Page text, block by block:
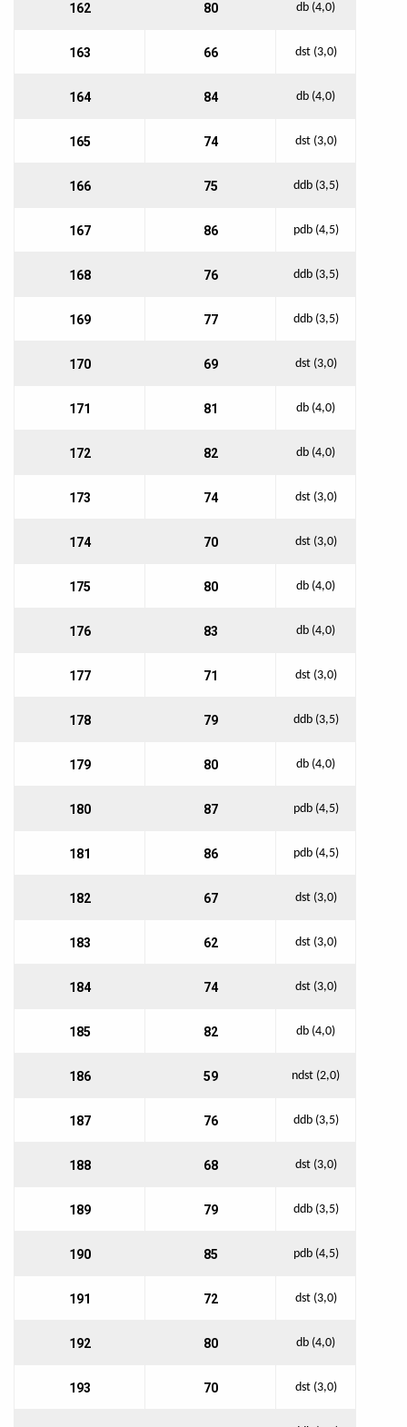
162 80 db (4,0)
163 66 dst (3,0)
164 84 db (4,0)
165 74 dst (3,0)
166 75 ddb (3,5)
167 86 pdb (4,5)
168 76 ddb (3,5)
169 77 ddb (3,5)
170 69 dst (3,0)
171 81 db (4,0)
172 82 db (4,0)
173 74 dst (3,0)
174 70 dst (3,0)
175 80 db (4,0)
176 83 db (4,0)
177 71 dst (3,0)
178 79 ddb (3,5)
179 80 db (4,0)
180 87 pdb (4,5)
181 86 pdb (4,5)
182 67 dst (3,0)
183 62 dst (3,0)
184 74 dst (3,0)
185 82 db (4,0)
186 59 ndst (2,0)
187 76 ddb (3,5)
188 68 dst (3,0)
189 79 ddb (3,5)
190 85 pdb (4,5)
191 72 dst (3,0)
192 80 db (4,0)
193 70 dst (3,0)